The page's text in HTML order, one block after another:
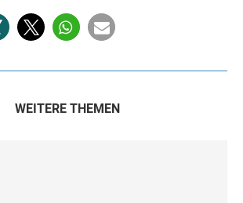
WEITERE THEMEN